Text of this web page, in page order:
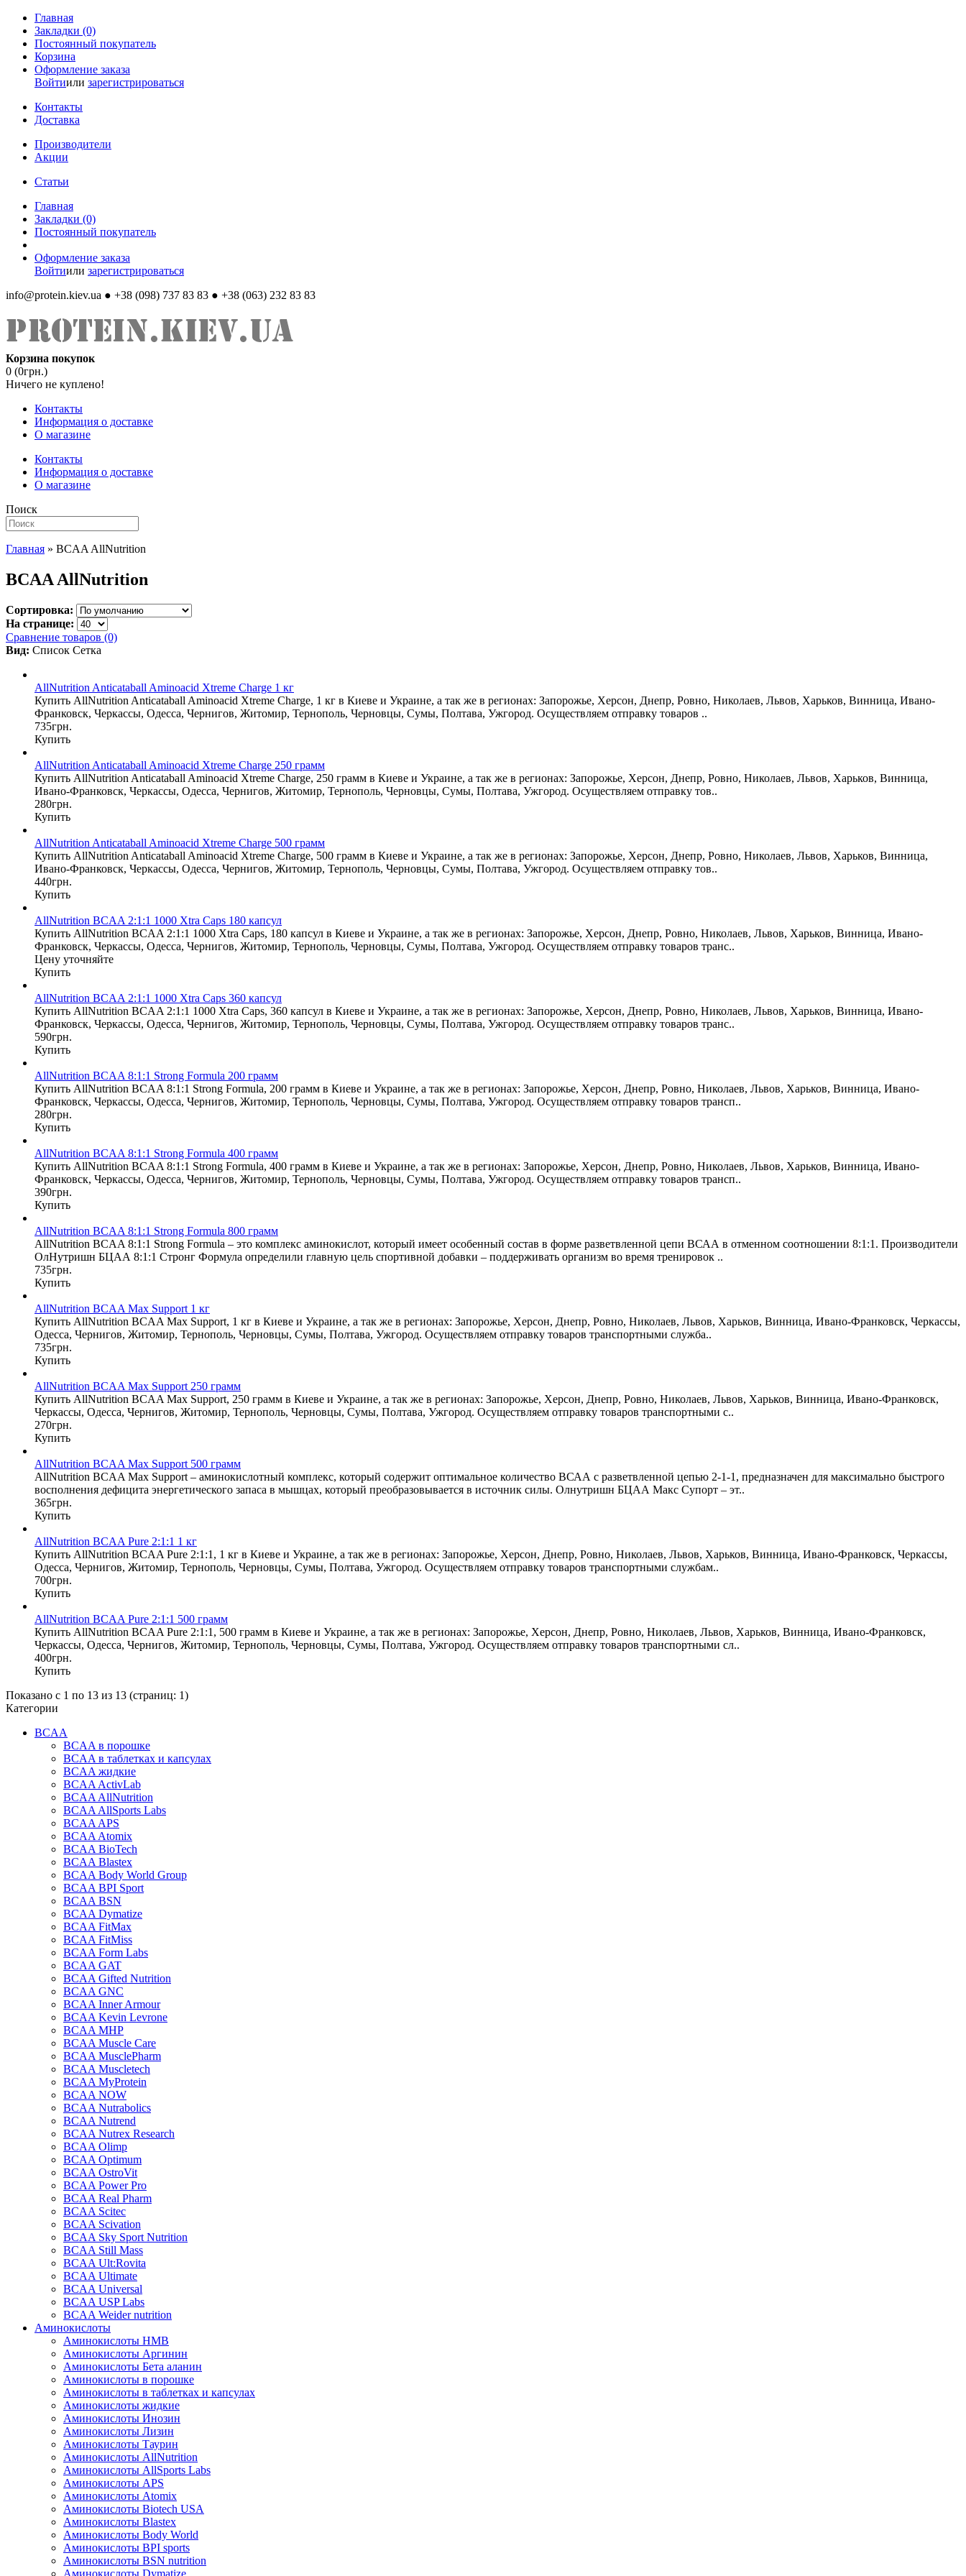
Главная
Закладки (0)
Постоянный покупатель
Корзина
Оформление заказа
Войтиили зарегистрироваться
Контакты
Доставка
Производители
Акции
Статьи
Главная
Закладки (0)
Постоянный покупатель
Оформление заказа
Войтиили зарегистрироваться
info@protein.kiev.ua ● +38 (098) 737 83 83 ● +38 (063) 232 83 83
Корзина покупок
0 (0грн.)
Ничего не куплено!
Контакты
Информация о доставке
О магазине
Контакты
Информация о доставке
О магазине
Поиск
Главная » BCAA AllNutrition
BCAA AllNutrition
Сортировка:
На странице:
Сравнение товаров (0)
Вид: Список Сетка
AllNutrition Anticataball Aminoacid Xtreme Charge 1 кг
Купить AllNutrition Anticataball Aminoacid Xtreme Charge, 1 кг в Киеве и Украине, а так же в регионах: Запорожье, Херсон, Днепр, Ровно, Николаев, Львов, Харьков, Винница, Ивано-
Франковск, Черкассы, Одесса, Чернигов, Житомир, Тернополь, Черновцы, Сумы, Полтава, Ужгород. Осуществляем отправку товаров ..
735грн.
Купить
AllNutrition Anticataball Aminoacid Xtreme Charge 250 грамм
Купить AllNutrition Anticataball Aminoacid Xtreme Charge, 250 грамм в Киеве и Украине, а так же в регионах: Запорожье, Херсон, Днепр, Ровно, Николаев, Львов, Харьков, Винница,
Ивано-Франковск, Черкассы, Одесса, Чернигов, Житомир, Тернополь, Черновцы, Сумы, Полтава, Ужгород. Осуществляем отправку тов..
280грн.
Купить
AllNutrition Anticataball Aminoacid Xtreme Charge 500 грамм
Купить AllNutrition Anticataball Aminoacid Xtreme Charge, 500 грамм в Киеве и Украине, а так же в регионах: Запорожье, Херсон, Днепр, Ровно, Николаев, Львов, Харьков, Винница,
Ивано-Франковск, Черкассы, Одесса, Чернигов, Житомир, Тернополь, Черновцы, Сумы, Полтава, Ужгород. Осуществляем отправку тов..
440грн.
Купить
AllNutrition BCAA 2:1:1 1000 Xtra Caps 180 капсул
Купить AllNutrition BCAA 2:1:1 1000 Xtra Caps, 180 капсул в Киеве и Украине, а так же в регионах: Запорожье, Херсон, Днепр, Ровно, Николаев, Львов, Харьков, Винница, Ивано-
Франковск, Черкассы, Одесса, Чернигов, Житомир, Тернополь, Черновцы, Сумы, Полтава, Ужгород. Осуществляем отправку товаров транс..
Цену уточняйте
Купить
AllNutrition BCAA 2:1:1 1000 Xtra Caps 360 капсул
Купить AllNutrition BCAA 2:1:1 1000 Xtra Caps, 360 капсул в Киеве и Украине, а так же в регионах: Запорожье, Херсон, Днепр, Ровно, Николаев, Львов, Харьков, Винница, Ивано-
Франковск, Черкассы, Одесса, Чернигов, Житомир, Тернополь, Черновцы, Сумы, Полтава, Ужгород. Осуществляем отправку товаров транс..
590грн.
Купить
AllNutrition BCAA 8:1:1 Strong Formula 200 грамм
Купить AllNutrition BCAA 8:1:1 Strong Formula, 200 грамм в Киеве и Украине, а так же в регионах: Запорожье, Херсон, Днепр, Ровно, Николаев, Львов, Харьков, Винница, Ивано-
Франковск, Черкассы, Одесса, Чернигов, Житомир, Тернополь, Черновцы, Сумы, Полтава, Ужгород. Осуществляем отправку товаров трансп..
280грн.
Купить
AllNutrition BCAA 8:1:1 Strong Formula 400 грамм
Купить AllNutrition BCAA 8:1:1 Strong Formula, 400 грамм в Киеве и Украине, а так же в регионах: Запорожье, Херсон, Днепр, Ровно, Николаев, Львов, Харьков, Винница, Ивано-
Франковск, Черкассы, Одесса, Чернигов, Житомир, Тернополь, Черновцы, Сумы, Полтава, Ужгород. Осуществляем отправку товаров трансп..
390грн.
Купить
AllNutrition BCAA 8:1:1 Strong Formula 800 грамм
AllNutrition BCAA 8:1:1 Strong Formula – это комплекс аминокислот, который имеет особенный состав в форме разветвленной цепи ВСАА в отменном соотношении 8:1:1. Производители
ОлНутришн БЦАА 8:1:1 Стронг Формула определили главную цель спортивной добавки – поддерживать организм во время тренировок ..
735грн.
Купить
AllNutrition BCAA Max Support 1 кг
Купить AllNutrition BCAA Max Support, 1 кг в Киеве и Украине, а так же в регионах: Запорожье, Херсон, Днепр, Ровно, Николаев, Львов, Харьков, Винница, Ивано-Франковск, Черкассы,
Одесса, Чернигов, Житомир, Тернополь, Черновцы, Сумы, Полтава, Ужгород. Осуществляем отправку товаров транспортными служба..
735грн.
Купить
AllNutrition BCAA Max Support 250 грамм
Купить AllNutrition BCAA Max Support, 250 грамм в Киеве и Украине, а так же в регионах: Запорожье, Херсон, Днепр, Ровно, Николаев, Львов, Харьков, Винница, Ивано-Франковск,
Черкассы, Одесса, Чернигов, Житомир, Тернополь, Черновцы, Сумы, Полтава, Ужгород. Осуществляем отправку товаров транспортными с..
270грн.
Купить
AllNutrition BCAA Max Support 500 грамм
AllNutrition BCAA Max Support – аминокислотный комплекс, который содержит оптимальное количество ВСАА с разветвленной цепью 2-1-1, предназначен для максимально быстрого
восполнения дефицита энергетического запаса в мышцах, который преобразовывается в источник силы. Олнутришн БЦАА Макс Супорт – эт..
365грн.
Купить
AllNutrition BCAA Pure 2:1:1 1 кг
Купить AllNutrition BCAA Pure 2:1:1, 1 кг в Киеве и Украине, а так же в регионах: Запорожье, Херсон, Днепр, Ровно, Николаев, Львов, Харьков, Винница, Ивано-Франковск, Черкассы,
Одесса, Чернигов, Житомир, Тернополь, Черновцы, Сумы, Полтава, Ужгород. Осуществляем отправку товаров транспортными службам..
700грн.
Купить
AllNutrition BCAA Pure 2:1:1 500 грамм
Купить AllNutrition BCAA Pure 2:1:1, 500 грамм в Киеве и Украине, а так же в регионах: Запорожье, Херсон, Днепр, Ровно, Николаев, Львов, Харьков, Винница, Ивано-Франковск,
Черкассы, Одесса, Чернигов, Житомир, Тернополь, Черновцы, Сумы, Полтава, Ужгород. Осуществляем отправку товаров транспортными сл..
400грн.
Купить
Показано с 1 по 13 из 13 (страниц: 1)
Категории
BCAA
BCAA в порошке
BCAA в таблетках и капсулах
BCAA жидкие
BCAA ActivLab
BCAA AllNutrition
BCAA AllSports Labs
BCAA APS
BCAA Atomix
BCAA BioTech
BCAA Blastex
BCAA Body World Group
BCAA BPI Sport
BCAA BSN
BCAA Dymatize
BCAA FitMax
BCAA FitMiss
BCAA Form Labs
BCAA GAT
BCAA Gifted Nutrition
BCAA GNC
BCAA Inner Armour
BCAA Kevin Levrone
BCAA MHP
BCAA Muscle Care
BCAA MusclePharm
BCAA Muscletech
BCAA MyProtein
BCAA NOW
BCAA Nutrabolics
BCAA Nutrend
BCAA Nutrex Research
BCAA Olimp
BCAA Optimum
BCAA OstroVit
BCAA Power Pro
BCAA Real Pharm
BCAA Scitec
BCAA Scivation
BCAA Sky Sport Nutrition
BCAA Still Mass
BCAA Ult:Rovita
BCAA Ultimate
BCAA Universal
BCAA USP Labs
BCAA Weider nutrition
Аминокислоты
Аминокислоты HMB
Аминокислоты Аргинин
Аминокислоты Бета аланин
Аминокислоты в порошке
Аминокислоты в таблетках и капсулах
Аминокислоты жидкие
Аминокислоты Инозин
Аминокислоты Лизин
Аминокислоты Таурин
Аминокислоты AllNutrition
Аминокислоты AllSports Labs
Аминокислоты APS
Аминокислоты Atomix
Аминокислоты Biotech USA
Аминокислоты Blastex
Аминокислоты Body World
Аминокислоты BPI sports
Аминокислоты BSN nutrition
Аминокислоты Dymatize